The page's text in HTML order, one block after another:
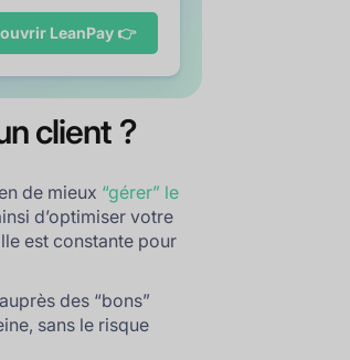
LeanPay 👉
client ?
de mieux “gérer” le
d’optimiser votre
est constante pour
des “bons”
sans le risque